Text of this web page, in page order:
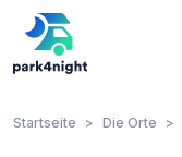
Startseite Die Orte